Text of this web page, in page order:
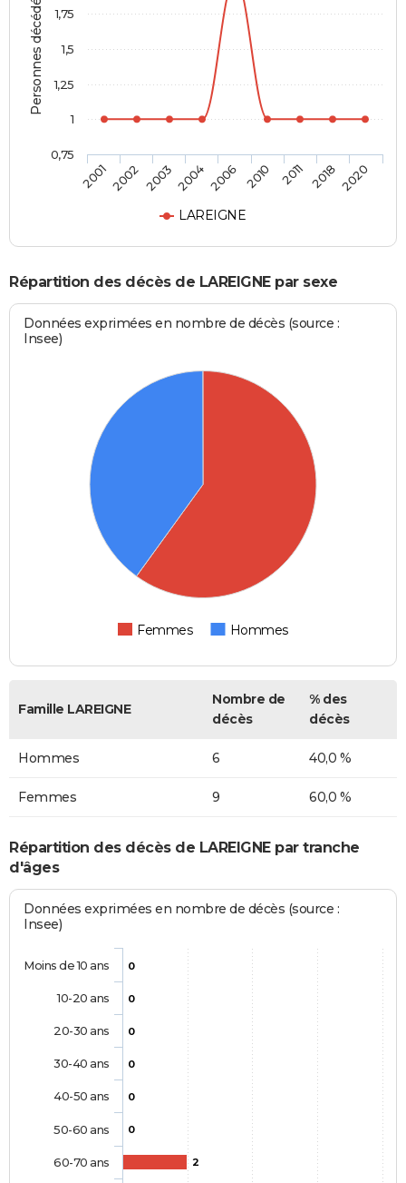
Personnes décédées
LAREIGNE
20012002 200320042006 2010 2011 2018 2020
0,75
1
1,25
1,5
1,75
Répartition des décès de LAREIGNE par sexe
Données exprimées en nombre de décès (source :
Insee)
Femmes Hommes
Famille LAREIGNE
Nombre de
décès
% des
décès
Hommes 6 40,0 %
Femmes 9 60,0 %
Répartition des décès de LAREIGNE par tranche
d'âges
Données exprimées en nombre de décès (source :
Insee)
0
0
0
0
0
0
2
Moins de 10 ans
10-20 ans
20-30 ans
30-40 ans
40-50 ans
50-60 ans
60-70 ans